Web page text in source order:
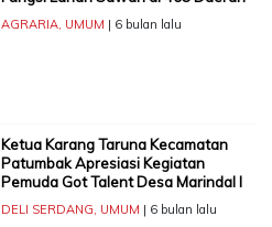
AGRARIA, UMUM | 6 bulan lalu
Ketua Karang Taruna Kecamatan
Patumbak Apresiasi Kegiatan
Pemuda Got Talent Desa Marindal I
DELI SERDANG, UMUM | 6 bulan lalu